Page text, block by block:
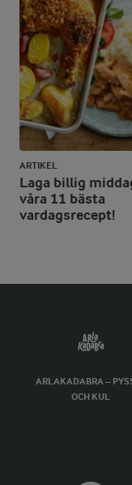
ARTIKEL
Laga billig
våra 11 bästa
vardagsrecept!
ARLAKADABRA –
OCH KUL